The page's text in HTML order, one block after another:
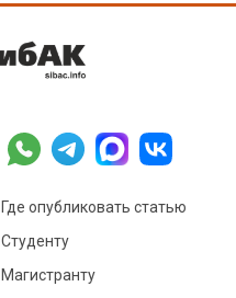
Где опубликовать статью
Студенту
Магистранту